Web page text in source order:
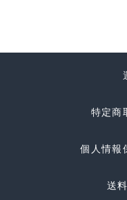
特定商
個人情報
送